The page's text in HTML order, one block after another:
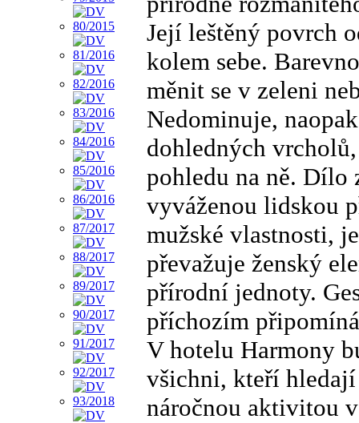
Její leštěný povrch
kolem sebe.
měnit se v zeleni
Nedominuje,
dohledných
pohledu na ně. Dílo
vyváženou lidskou
mužské vlastnosti,
převažuje ženský
přírodní jednoty.
příchozím
V hotelu Harmony
všichni, kteří
náročnou aktivitou